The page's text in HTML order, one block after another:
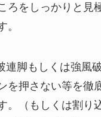
ろをしっかりと見
。
連脚もしくは強風
を押さない等を徹
。（もしくは割り